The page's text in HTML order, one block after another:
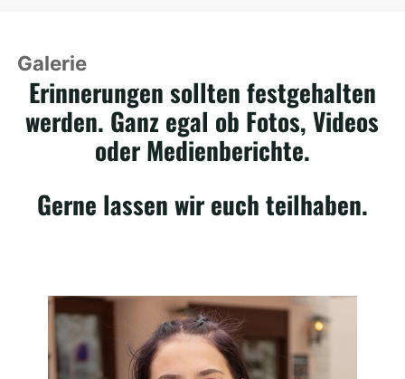
Galerie
Erinnerungen sollten festgehalten
werden. Ganz egal ob Fotos, Videos
oder Medienberichte.
Gerne lassen wir euch teilhaben.